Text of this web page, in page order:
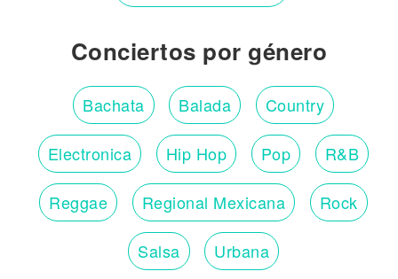
Conciertos por género
Bachata Balada Country
Electronica Hip Hop Pop R&B
Reggae Regional Mexicana Rock
Salsa Urbana